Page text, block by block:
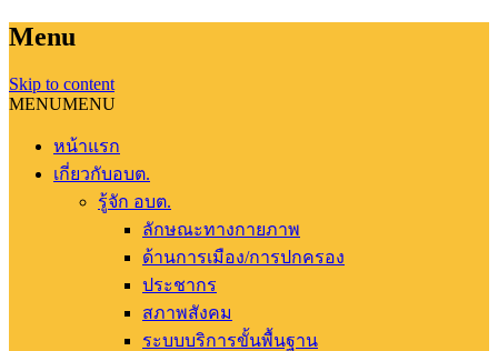
Menu
Skip to content
MENUMENU
หน้าแรก
เกี่ยวกับอบต.
รู้จัก อบต.
ลักษณะทางกายภาพ
ด้านการเมือง/การปกครอง
ประชากร
สภาพสังคม
ระบบบริการขั้นพื้นฐาน